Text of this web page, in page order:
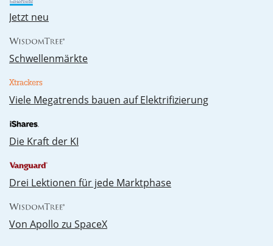
Jetzt neu
Schwellenmärkte
Vie­le Me­ga­trends bau­en auf Elek­tri­fi­zie­rung
Die Kraft der KI
Drei Lektionen für jede Marktphase
Von Apollo zu SpaceX